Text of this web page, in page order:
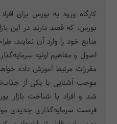
کارگاه ورود به بورس برای
بورس، که قصد دارند در این
منابع خود را وارد آن
اصول و مفاهیم اولیه
مقررات مرتبط آموزش داده
موجب آشنایی با یکی از
شد و افراد با شناخت بازار
فرصت سرمایه‌گذاری جدیدی